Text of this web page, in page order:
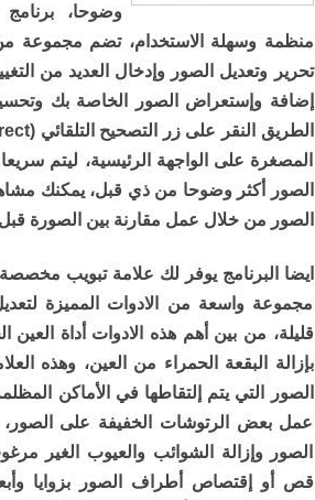
وضوحا،
منظمة وسهلة الاستخدام، تضم مجموعة
تحرير وتعديل الصور وإدخال العديد من
إضافة وإستعراض الصور الخاصة بك
المصغرة على الواجهة الرئيسية، ليتم
الصور أكثر وضوحا من ذي قبل، يمكنك
الصور من خلال عمل مقارنة بين الصورة
مجموعة واسعة من الادوات المميزة
بإزالة البقعة الحمراء من العين، وهذه
الصور التي يتم إلتقاطها في الأماكن
عمل بعض الرتوشات الخفيفة على
الصور وإزالة الشوائب والعيوب الغير
قص أو إقتصاص أطراف الصور بزوايا